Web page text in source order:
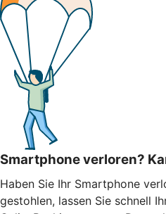
Smartphone verloren?
Haben Sie Ihr Smartphone
gestohlen, lassen Sie schnell